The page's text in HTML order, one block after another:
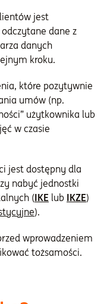
jest
dane z
danych
kroku.
które pozytywnie
umów (np.
użytkownika lub
w czasie
jest dostępny dla
nabyć jednostki
(IKE lub IKZE)
).
wprowadzeniem
tożsamości.